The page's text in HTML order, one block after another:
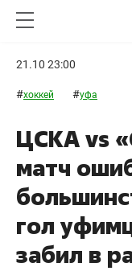
21.10 23:00
#хоккей #уфа
ЦСКА vs
матч
гол
забил в